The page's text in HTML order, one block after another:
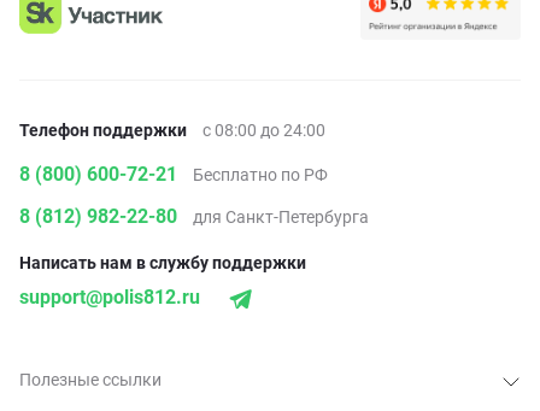
Полезные ссылки
Телефон поддержки с 08:00 до 24:00
8 (800) 600-72-21 Бесплатно по РФ
8 (812) 982-22-80 для Санкт-Петербурга
Написать нам в службу поддержки
support@polis812.ru